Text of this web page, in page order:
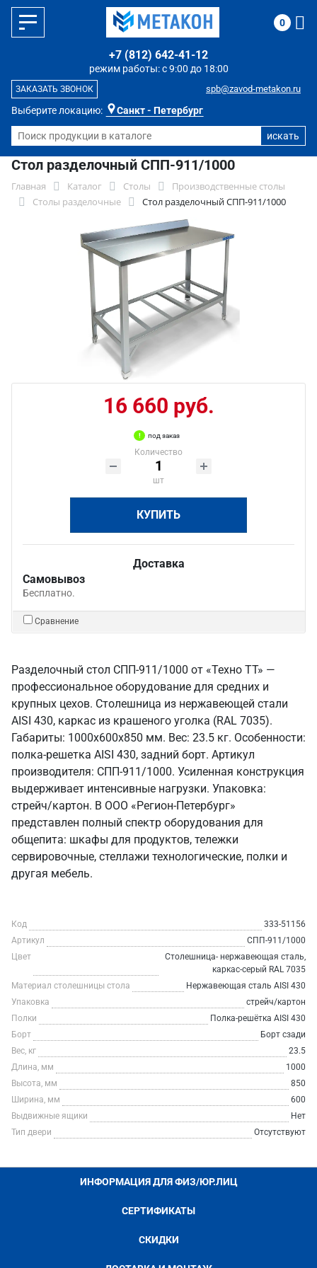
Выберите локацию: Санкт - Петербург
режим работы: с 9:00 до 18:00
+7 (812) 642-41-12
spb@zavod-metakon.ru
ЗАКАЗАТЬ ЗВОНОК
0
Стол разделочный СПП-911/1000
Главная Каталог Столы
Производственные столы
Столы разделочные
Стол разделочный СПП-911/1000
16 660 руб.
под заказ
Количество
шт
КУПИТЬ
Доставка
Самовывоз
Бесплатно.
Сравнение
Разделочный стол СПП-911/1000 от «Техно ТТ» —
профессиональное оборудование для средних и
крупных цехов. Столешница из нержавеющей стали
AISI 430, каркас из крашеного уголка (RAL 7035).
Габариты: 1000x600x850 мм. Вес: 23.5 кг. Особенности:
полка-решетка AISI 430, задний борт. Артикул
производителя: СПП-911/1000. Усиленная конструкция
выдерживает интенсивные нагрузки. Упаковка:
стрейч/картон. В ООО «Регион-Петербург»
представлен полный спектр оборудования для
общепита: шкафы для продуктов, тележки
сервировочные, стеллажи технологические, полки и
другая мебель.
Код
333-51156
Артикул
СПП-911/1000
Цвет
Столешница- нержавеющая сталь,
каркас-серый RAL 7035
Материал столешницы стола
Нержавеющая сталь AISI 430
Упаковка
стрейч/картон
Полки
Полка-решётка AISI 430
Борт
Борт сзади
Вес, кг
23.5
Длина, мм
1000
Высота, мм
850
Ширина, мм
600
Выдвижные ящики
Нет
Тип двери
Отсутствуют
ИНФОРМАЦИЯ ДЛЯ ФИЗ/ЮР.ЛИЦ
СЕРТИФИКАТЫ
СКИДКИ